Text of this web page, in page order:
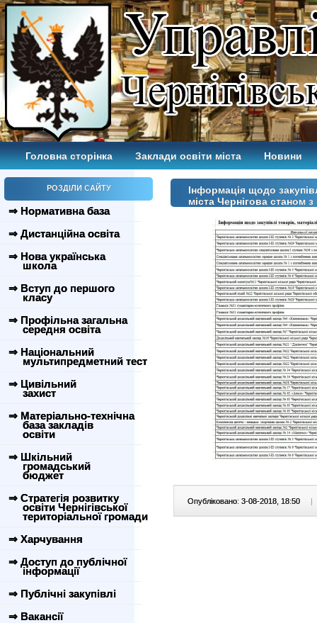
Головна сторінка Заклади освіти міста Новини
РОЗДІЛИ САЙТУ
⇒ Нормативна база
⇒ Дистанційна освіта
⇒ Нова українська
школа
⇒ Вступ до першого
класу
⇒ Профільна загальна
середня освіта
⇒ Національний
мультипредметний тест
⇒ Цивільний
захист
⇒ Матеріально-технічна
база закладів
освіти
⇒ Шкільний
громадський
бюджет
⇒ Стратегія розвитку
освіти Чернігівської
територіальної громади
⇒ Харчування
⇒ Доступ до публічної
інформації
⇒ Публічні закупівлі
⇒ Вакансії
Інформація щодо
міста Чернігова станом
Опубліковано: 3-08-2018, 18:50 |